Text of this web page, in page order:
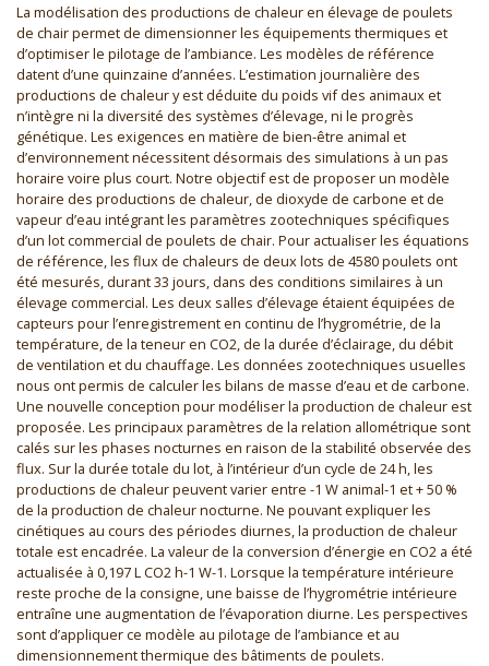
La modélisation des productions de chaleur en élevage de poulets
de chair permet de dimensionner les équipements thermiques et
d’optimiser le pilotage de l’ambiance. Les modèles de référence
datent d’une quinzaine d’années. L’estimation journalière des
productions de chaleur y est déduite du poids vif des animaux et
n’intègre ni la diversité des systèmes d’élevage, ni le progrès
génétique. Les exigences en matière de bien-être animal et
d’environnement nécessitent désormais des simulations à un pas
horaire voire plus court. Notre objectif est de proposer un modèle
horaire des productions de chaleur, de dioxyde de carbone et de
vapeur d’eau intégrant les paramètres zootechniques spécifiques
d’un lot commercial de poulets de chair. Pour actualiser les équations
de référence, les flux de chaleurs de deux lots de 4580 poulets ont
été mesurés, durant 33 jours, dans des conditions similaires à un
élevage commercial. Les deux salles d’élevage étaient équipées de
capteurs pour l’enregistrement en continu de l’hygrométrie, de la
température, de la teneur en CO2, de la durée d’éclairage, du débit
de ventilation et du chauffage. Les données zootechniques usuelles
nous ont permis de calculer les bilans de masse d’eau et de carbone.
Une nouvelle conception pour modéliser la production de chaleur est
proposée. Les principaux paramètres de la relation allométrique sont
calés sur les phases nocturnes en raison de la stabilité observée des
flux. Sur la durée totale du lot, à l’intérieur d’un cycle de 24 h, les
productions de chaleur peuvent varier entre -1 W animal-1 et + 50 %
de la production de chaleur nocturne. Ne pouvant expliquer les
cinétiques au cours des périodes diurnes, la production de chaleur
totale est encadrée. La valeur de la conversion d’énergie en CO2 a été
actualisée à 0,197 L CO2 h-1 W-1. Lorsque la température intérieure
reste proche de la consigne, une baisse de l’hygrométrie intérieure
entraîne une augmentation de l’évaporation diurne. Les perspectives
sont d’appliquer ce modèle au pilotage de l’ambiance et au
dimensionnement thermique des bâtiments de poulets.